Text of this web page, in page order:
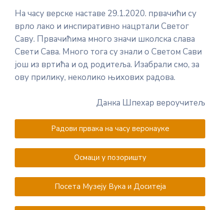
На часу верске наставе 29.1.2020. првачићи су
врло лако и инспиративно нацртали Светог
Саву. Првачићима много значи школска слава
Свети Сава. Много тога су знали о Светом Сави
још из вртића и од родитеља. Изабрали смо, за
ову прилику, неколико њихових радова.
Данка Шпехар вероучитељ
Радови првака на часу веронауке
Осмаци у позоришту
Посета Музеју Вука и Доситеја